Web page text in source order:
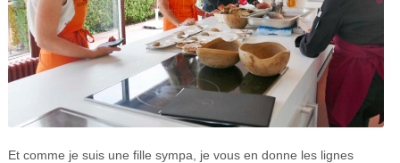
Et comme je suis une fille sympa, je vous en donne les lignes